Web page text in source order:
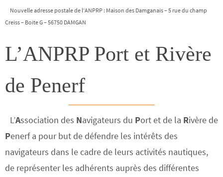
Nouvelle adresse postale de l’ANPRP : Maison des Damganais – 5 rue du champ
Creiss – Boite G – 56750 DAMGAN
L’ANPRP Port et Rivère
de Penerf
L’Association des Navigateurs du Port et de la Rivère de
Penerf a pour but de défendre les intérêts des
navigateurs dans le cadre de leurs activités nautiques,
de représenter les adhérents auprès des différentes